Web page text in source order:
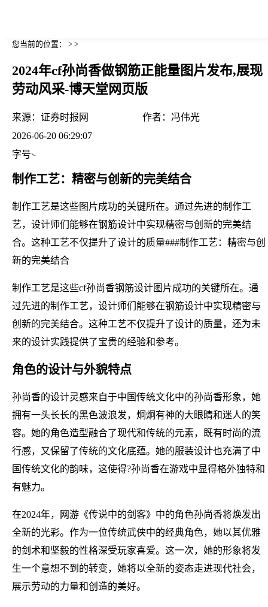
您当前的位置： > >
2024年cf孙尚香做钢筋正能量图片发布,展现
劳动风采-博天堂网页版
来源： 证券时报网 作者： 冯伟光
2026-06-20 06:29:07
字号
制作工艺：精密与创新的完美结合
制作工艺是这些图片成功的关键所在。通过先进的制作工
艺，设计师们能够在钢筋设计中实现精密与创新的完美结
合。这种工艺不仅提升了设计的质量###制作工艺：精密与创
新的完美结合
制作工艺是这些cf孙尚香钢筋设计图片成功的关键所在。通
过先进的制作工艺，设计师们能够在钢筋设计中实现精密与
创新的完美结合。这种工艺不仅提升了设计的质量，还为未
来的设计实践提供了宝贵的经验和参考。
角色的设计与外貌特点
孙尚香的设计灵感来自于中国传统文化中的孙尚香形象，她
拥有一头长长的黑色波浪发，炯炯有神的大眼睛和迷人的笑
容。她的角色造型融合了现代和传统的元素，既有时尚的流
行感，又保留了传统的文化底蕴。她的服装设计也充满了中
国传统文化的韵味，这使得?孙尚香在游戏中显得格外独特和
有魅力。
在2024年，网游《传说中的剑客》中的角色孙尚香将焕发出
全新的光彩。作为一位传统武侠中的经典角色，她以其优雅
的剑术和坚毅的性格深受玩家喜爱。这一次，她的形象将发
生一个意想不到的转变，她将以全新的姿态走进现代社会，
展示劳动的力量和创造的美好。